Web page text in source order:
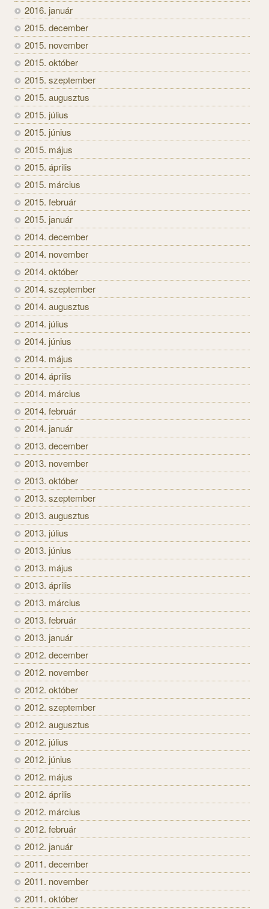
2016. január
2015. december
2015. november
2015. október
2015. szeptember
2015. augusztus
2015. július
2015. június
2015. május
2015. április
2015. március
2015. február
2015. január
2014. december
2014. november
2014. október
2014. szeptember
2014. augusztus
2014. július
2014. június
2014. május
2014. április
2014. március
2014. február
2014. január
2013. december
2013. november
2013. október
2013. szeptember
2013. augusztus
2013. július
2013. június
2013. május
2013. április
2013. március
2013. február
2013. január
2012. december
2012. november
2012. október
2012. szeptember
2012. augusztus
2012. július
2012. június
2012. május
2012. április
2012. március
2012. február
2012. január
2011. december
2011. november
2011. október